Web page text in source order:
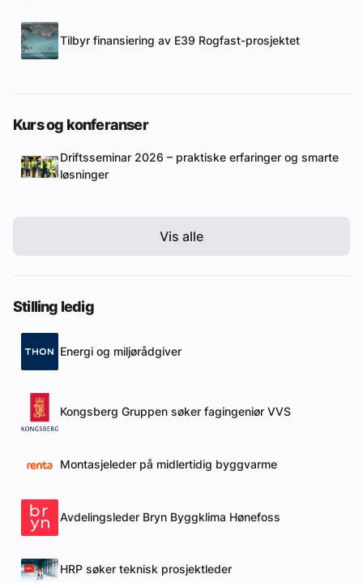
Tilbyr finansiering av E39 Rogfast-prosjektet
Kurs og konferanser
Driftsseminar 2026 – praktiske erfaringer og smarte
løsninger
Vis alle
Stilling ledig
Energi og miljørådgiver
Kongsberg Gruppen søker fagingeniør VVS
Montasjeleder på midlertidig byggvarme
Avdelingsleder Bryn Byggklima Hønefoss
HRP søker teknisk prosjektleder